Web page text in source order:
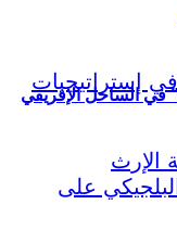
في الساحل الإفريقي